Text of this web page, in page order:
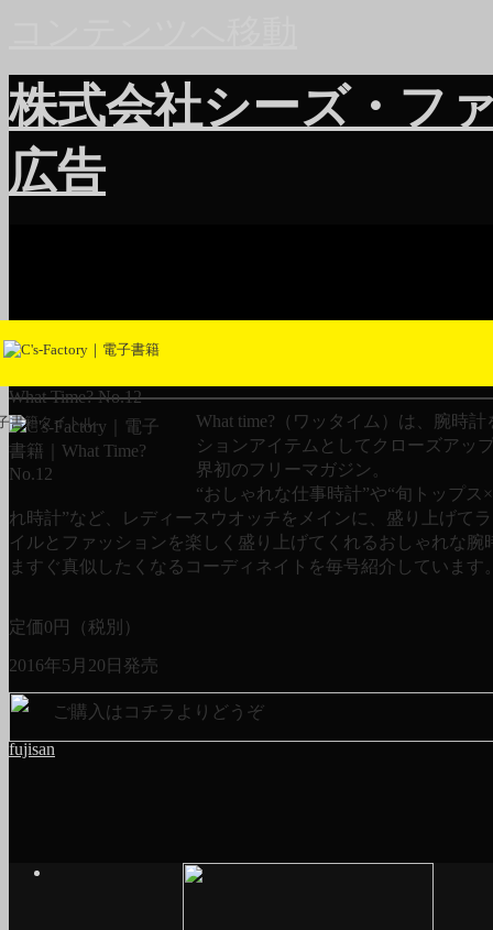
株式会社シーズ・フ
広告
書籍タイトル
What Time? No.12
What time?（ワッタイム）は、腕時
ションアイテムとしてクローズアッ
界初のフリーマガジン。
“おしゃれな仕事時計”や“旬トップス
れ時計”など、レディースウオッチをメインに、盛り上げて
イルとファッションを楽しく盛り上げてくれるおしゃれな腕
ますぐ真似したくなるコーディネイトを毎号紹介しています
定価0円（税別）
2016年5月20日発売
ご購入はコチラよりどうぞ
fujisan